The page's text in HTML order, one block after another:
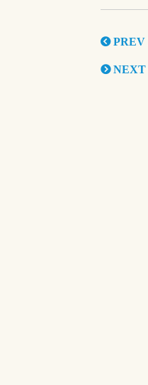
PREV
NEXT